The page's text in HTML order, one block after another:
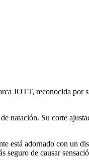
JOTT, reconocida por
natación. Su corte
está adornado con un
seguro de causar